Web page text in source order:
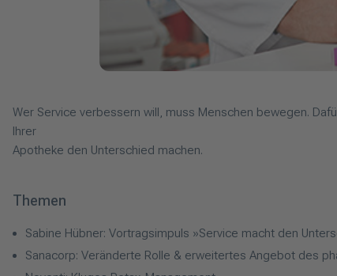
Wer Service verbessern will, muss Menschen bewegen.
Ihrer
Apotheke den Unterschied machen.
Themen
Sabine Hübner: Vortragsimpuls »Service macht den
Sanacorp: Veränderte Rolle & erweitertes Angebot des